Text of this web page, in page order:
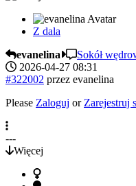
Z dala
evanelina
Sokół
2026-04-27 08:31
#322002 przez evanelina
Please Zaloguj or Zarejestruj
---
Więcej